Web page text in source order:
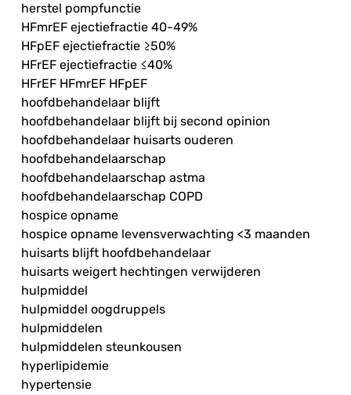
herstel pompfunctie
HFmrEF ejectiefractie 40-49%
HFpEF ejectiefractie ≥50%
HFrEF ejectiefractie ≤40%
HFrEF HFmrEF HFpEF
hoofdbehandelaar blijft
hoofdbehandelaar blijft bij second opinion
hoofdbehandelaar huisarts ouderen
hoofdbehandelaarschap
hoofdbehandelaarschap astma
hoofdbehandelaarschap COPD
hospice opname
hospice opname levensverwachting <3 maanden
huisarts blijft hoofdbehandelaar
huisarts weigert hechtingen verwijderen
hulpmiddel
hulpmiddel oogdruppels
hulpmiddelen
hulpmiddelen steunkousen
hyperlipidemie
hypertensie